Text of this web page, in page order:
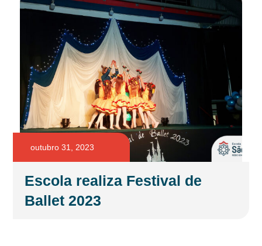
outubro 31, 2023
Escola realiza Festival de
Ballet 2023